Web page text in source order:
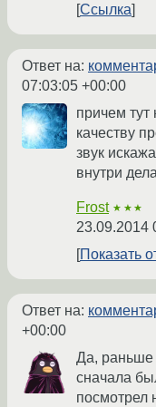
Ссылка
Ответ на:
07:03:05 +00:00
причем
качеству
звук
внутри
Frost ★★★
23.09.2014
Показать
Ответ на:
+00:00
Да, раньше
сначала
посмотрел